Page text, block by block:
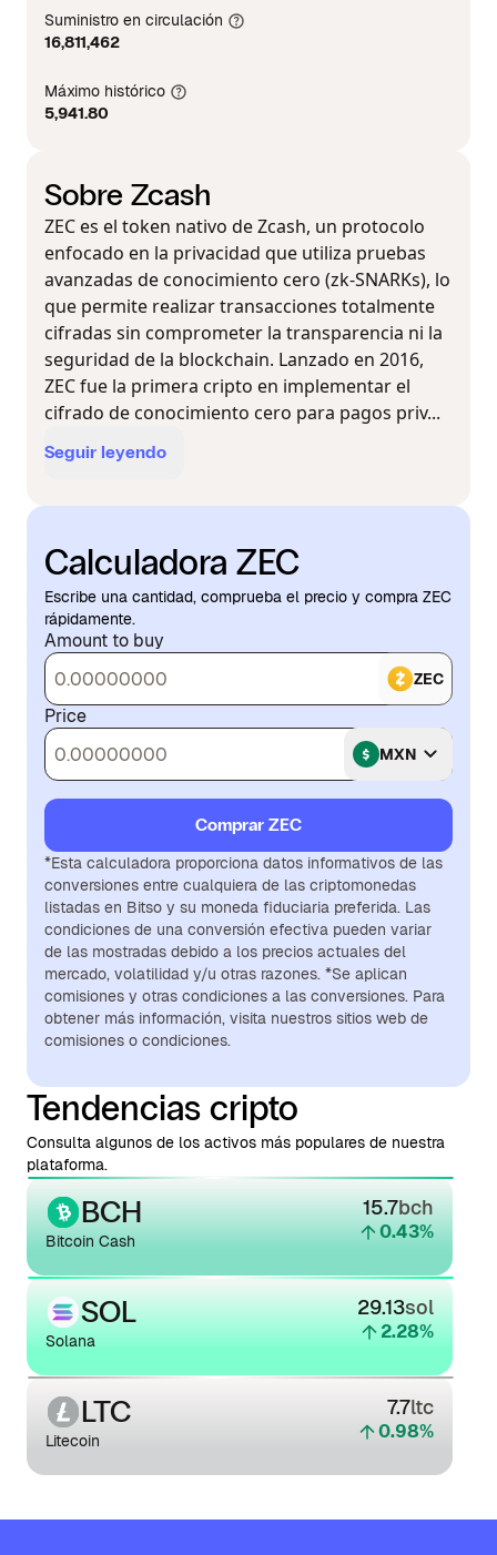
Suministro en circulación
16,811,462
Máximo histórico
5,941.80
Sobre Zcash
ZEC es el token nativo de Zcash, un protocolo
enfocado en la privacidad que utiliza pruebas
avanzadas de conocimiento cero (zk-SNARKs), lo
que permite realizar transacciones totalmente
cifradas sin comprometer la transparencia ni la
seguridad de la blockchain. Lanzado en 2016,
ZEC fue la primera cripto en implementar el
cifrado de conocimiento cero para pagos priv...
Seguir leyendo
Calculadora ZEC
Escribe una cantidad, comprueba el precio y compra ZEC
rápidamente.
Amount to buy
ZEC
Price
MXN
Comprar ZEC
*Esta calculadora proporciona datos informativos de las
conversiones entre cualquiera de las criptomonedas
listadas en Bitso y su moneda fiduciaria preferida. Las
condiciones de una conversión efectiva pueden variar
de las mostradas debido a los precios actuales del
mercado, volatilidad y/u otras razones. *Se aplican
comisiones y otras condiciones a las conversiones. Para
obtener más información, visita nuestros sitios web de
comisiones o condiciones.
Tendencias cripto
Consulta algunos de los activos más populares de nuestra
plataforma.
BCH
Bitcoin Cash
15.7bch
0.43%
SOL
Solana
29.13sol
2.28%
LTC
Litecoin
7.7ltc
0.98%